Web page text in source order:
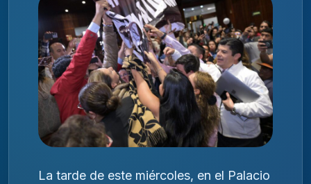
La tarde de este miércoles, en el Palacio